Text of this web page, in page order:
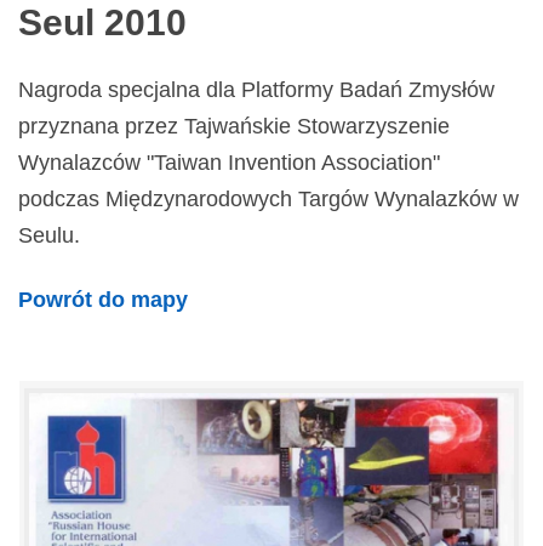
Seul 2010
Nagroda specjalna dla Platformy Badań Zmysłów
przyznana przez Tajwańskie Stowarzyszenie
Wynalazców "Taiwan Invention Association"
podczas Międzynarodowych Targów Wynalazków w
Seulu.
Powrót do mapy